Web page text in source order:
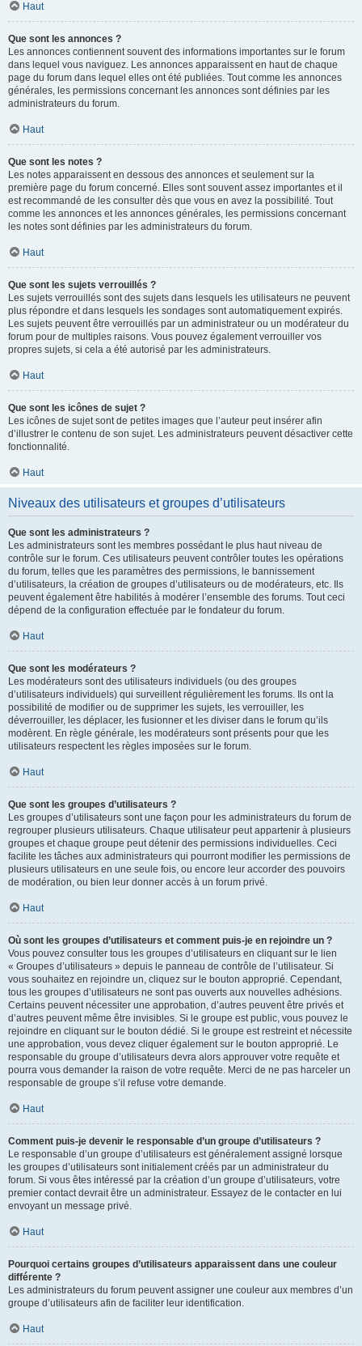
Haut
Que sont les annonces ?
Les annonces contiennent souvent des informations importantes sur le forum
dans lequel vous naviguez. Les annonces apparaissent en haut de chaque
page du forum dans lequel elles ont été publiées. Tout comme les annonces
générales, les permissions concernant les annonces sont définies par les
administrateurs du forum.
Haut
Que sont les notes ?
Les notes apparaissent en dessous des annonces et seulement sur la
première page du forum concerné. Elles sont souvent assez importantes et il
est recommandé de les consulter dès que vous en avez la possibilité. Tout
comme les annonces et les annonces générales, les permissions concernant
les notes sont définies par les administrateurs du forum.
Haut
Que sont les sujets verrouillés ?
Les sujets verrouillés sont des sujets dans lesquels les utilisateurs ne peuvent
plus répondre et dans lesquels les sondages sont automatiquement expirés.
Les sujets peuvent être verrouillés par un administrateur ou un modérateur du
forum pour de multiples raisons. Vous pouvez également verrouiller vos
propres sujets, si cela a été autorisé par les administrateurs.
Haut
Que sont les icônes de sujet ?
Les icônes de sujet sont de petites images que l’auteur peut insérer afin
d’illustrer le contenu de son sujet. Les administrateurs peuvent désactiver cette
fonctionnalité.
Haut
Niveaux des utilisateurs et groupes d’utilisateurs
Que sont les administrateurs ?
Les administrateurs sont les membres possédant le plus haut niveau de
contrôle sur le forum. Ces utilisateurs peuvent contrôler toutes les opérations
du forum, telles que les paramètres des permissions, le bannissement
d’utilisateurs, la création de groupes d’utilisateurs ou de modérateurs, etc. Ils
peuvent également être habilités à modérer l’ensemble des forums. Tout ceci
dépend de la configuration effectuée par le fondateur du forum.
Haut
Que sont les modérateurs ?
Les modérateurs sont des utilisateurs individuels (ou des groupes
d’utilisateurs individuels) qui surveillent régulièrement les forums. Ils ont la
possibilité de modifier ou de supprimer les sujets, les verrouiller, les
déverrouiller, les déplacer, les fusionner et les diviser dans le forum qu’ils
modèrent. En règle générale, les modérateurs sont présents pour que les
utilisateurs respectent les règles imposées sur le forum.
Haut
Que sont les groupes d’utilisateurs ?
Les groupes d’utilisateurs sont une façon pour les administrateurs du forum de
regrouper plusieurs utilisateurs. Chaque utilisateur peut appartenir à plusieurs
groupes et chaque groupe peut détenir des permissions individuelles. Ceci
facilite les tâches aux administrateurs qui pourront modifier les permissions de
plusieurs utilisateurs en une seule fois, ou encore leur accorder des pouvoirs
de modération, ou bien leur donner accès à un forum privé.
Haut
Où sont les groupes d’utilisateurs et comment puis-je en rejoindre un ?
Vous pouvez consulter tous les groupes d’utilisateurs en cliquant sur le lien
« Groupes d’utilisateurs » depuis le panneau de contrôle de l’utilisateur. Si
vous souhaitez en rejoindre un, cliquez sur le bouton approprié. Cependant,
tous les groupes d’utilisateurs ne sont pas ouverts aux nouvelles adhésions.
Certains peuvent nécessiter une approbation, d’autres peuvent être privés et
d’autres peuvent même être invisibles. Si le groupe est public, vous pouvez le
rejoindre en cliquant sur le bouton dédié. Si le groupe est restreint et nécessite
une approbation, vous devez cliquer également sur le bouton approprié. Le
responsable du groupe d’utilisateurs devra alors approuver votre requête et
pourra vous demander la raison de votre requête. Merci de ne pas harceler un
responsable de groupe s’il refuse votre demande.
Haut
Comment puis-je devenir le responsable d’un groupe d’utilisateurs ?
Le responsable d’un groupe d’utilisateurs est généralement assigné lorsque
les groupes d’utilisateurs sont initialement créés par un administrateur du
forum. Si vous êtes intéressé par la création d’un groupe d’utilisateurs, votre
premier contact devrait être un administrateur. Essayez de le contacter en lui
envoyant un message privé.
Haut
Pourquoi certains groupes d’utilisateurs apparaissent dans une couleur
différente ?
Les administrateurs du forum peuvent assigner une couleur aux membres d’un
groupe d’utilisateurs afin de faciliter leur identification.
Haut